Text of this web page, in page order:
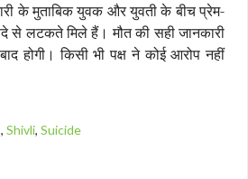
के मुताबिक युवक और युवती के बीच प्रेम-
से लटकते मिले हैं। मौत की सही जानकारी
होगी। किसी भी पक्ष ने कोई आरोप नहीं
, Shivli, Suicide